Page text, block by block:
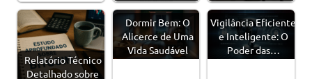
Relatório Técnico
Detalhado sobre
Dormir Bem: O
Alicerce de Uma
Vida Saudável
Vigilância Eficiente
e Inteligente: O
Poder das…